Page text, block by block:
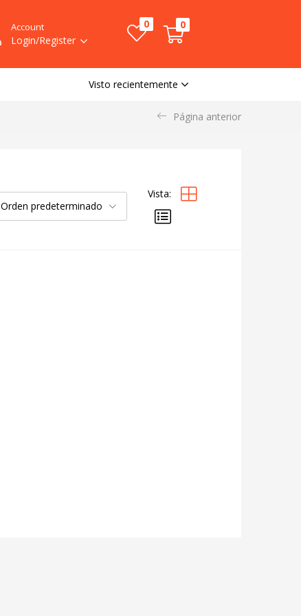
Account
Login/Register
0 0
Visto recientemente
Página anterior
Orden predeterminado
Vista: